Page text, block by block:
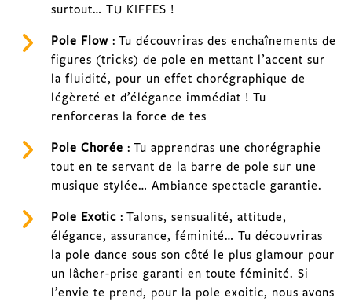
surtout… TU KIFFES !
Pole Flow : Tu découvriras des enchaînements de
figures (tricks) de pole en mettant l’accent sur
la fluidité, pour un effet chorégraphique de
légèreté et d’élégance immédiat ! Tu
renforceras la force de tes
Pole Chorée : Tu apprendras une chorégraphie
tout en te servant de la barre de pole sur une
musique stylée… Ambiance spectacle garantie.
Pole Exotic : Talons, sensualité, attitude,
élégance, assurance, féminité… Tu découvriras
la pole dance sous son côté le plus glamour pour
un lâcher-prise garanti en toute féminité. Si
l’envie te prend, pour la pole exoitic, nous avons